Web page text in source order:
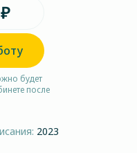
будет
после
2023